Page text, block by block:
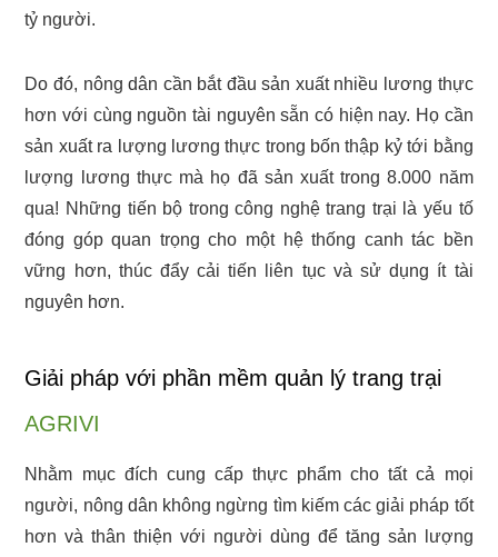
tỷ người.
Do đó, nông dân cần bắt đầu sản xuất nhiều lương thực
hơn với cùng nguồn tài nguyên sẵn có hiện nay. Họ cần
sản xuất ra lượng lương thực trong bốn thập kỷ tới bằng
lượng lương thực mà họ đã sản xuất trong 8.000 năm
qua! Những tiến bộ trong công nghệ trang trại là yếu tố
đóng góp quan trọng cho một hệ thống canh tác bền
vững hơn, thúc đẩy cải tiến liên tục và sử dụng ít tài
nguyên hơn.
Giải pháp với phần mềm quản lý trang trại
AGRIVI
Nhằm mục đích cung cấp thực phẩm cho tất cả mọi
người, nông dân không ngừng tìm kiếm các giải pháp tốt
hơn và thân thiện với người dùng để tăng sản lượng